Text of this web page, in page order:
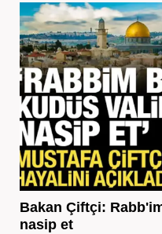
Bakan Çiftçi:
nasip et